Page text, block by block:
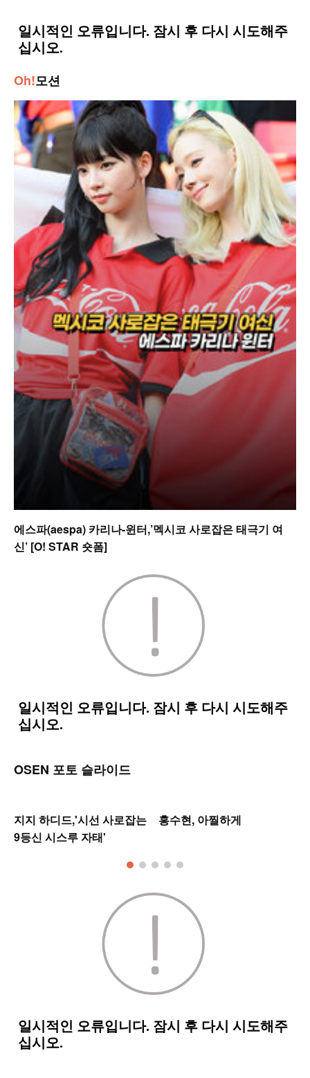
Oh!모션
에스파(aespa) 카리나-윈터,’멕시코 사로잡은 태극기 여
신’ [O! STAR 숏폼]
OSEN 포토 슬라이드
지지 하디드,'시선 사로잡는
9등신 시스루 자태'
홍수현, 아찔하게